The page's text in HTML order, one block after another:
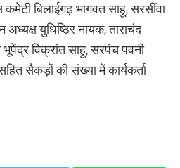
बिलाईगढ़ भागवत साहू, सरसींवा
युधिष्ठिर नायक, ताराचंद
विक्रांत साहू, सरपंच पवनी
सैकड़ों की संख्या में कार्यकर्ता